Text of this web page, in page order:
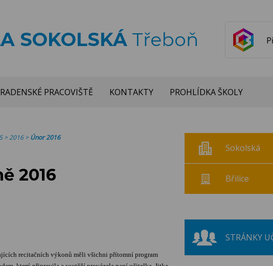
SOKOLSKÁ Třeboň
PRACOVIŠTĚ KONTAKTY PROHLÍDKA ŠKOLY
>2016>Únor 2016
2016
recitačních výkonů měli všichni přítomní program
Sokolská
Břilice
STRÁNKY